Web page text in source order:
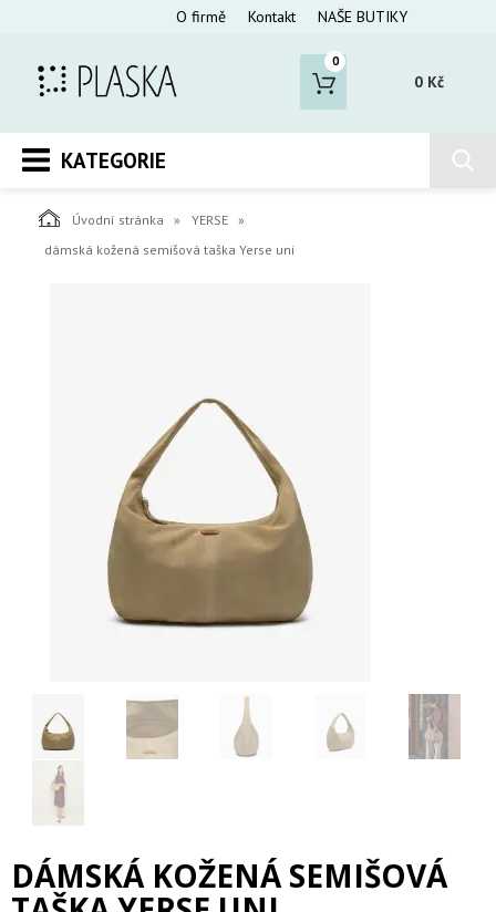
O firmě Kontakt NAŠE BUTIKY
0
0 Kč
KATEGORIE
Úvodní stránka
YERSE
dámská kožená semišová taška Yerse uni
DÁMSKÁ KOŽENÁ SEMIŠOVÁ